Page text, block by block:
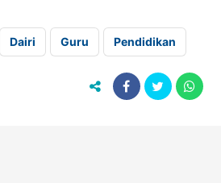
Dairi Guru Pendidikan